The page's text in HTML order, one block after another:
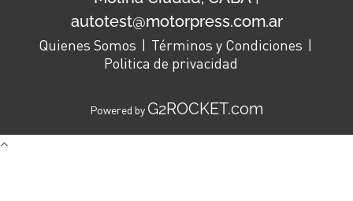
autotest@motorpress.com.ar
Quienes Somos
Términos y Condiciones
Politica de privacidad
Powered byG2ROCKET.com